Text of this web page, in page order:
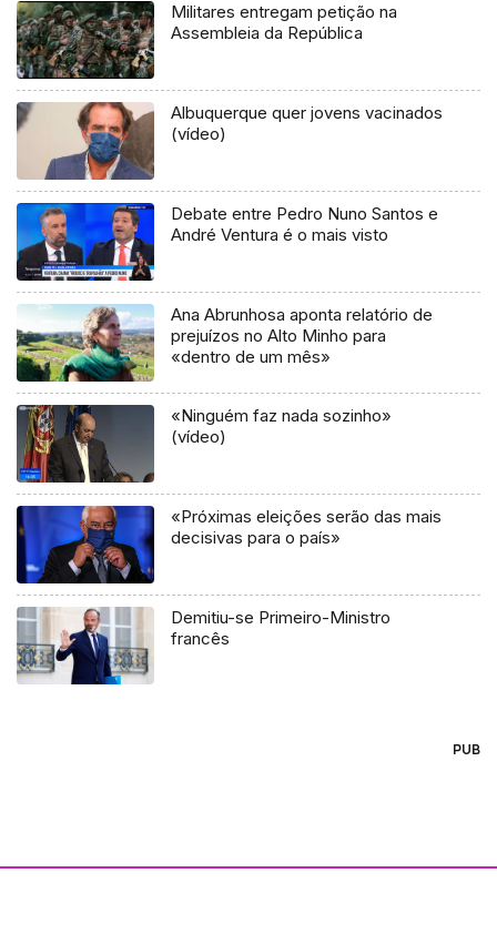
Militares entregam petição na
Assembleia da República
Albuquerque quer jovens vacinados
(vídeo)
Debate entre Pedro Nuno Santos e
André Ventura é o mais visto
Ana Abrunhosa aponta relatório de
prejuízos no Alto Minho para
«dentro de um mês»
«Ninguém faz nada sozinho»
(vídeo)
«Próximas eleições serão das mais
decisivas para o país»
Demitiu-se Primeiro-Ministro
francês
PUB